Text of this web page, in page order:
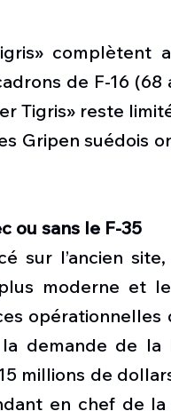
complètent
de F-16
Tigris» reste
Gripen suédois
ou sans le F-35
sur l’ancien
moderne et
opérationnelles
demande de la
millions de
en chef de la